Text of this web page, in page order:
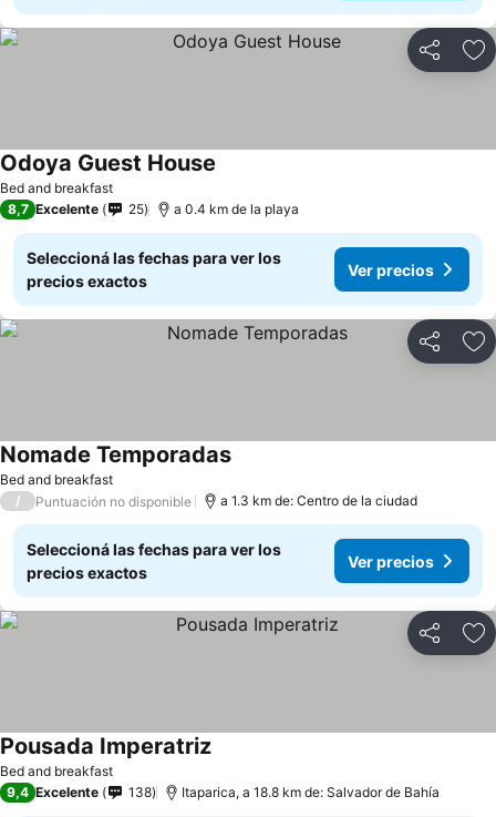
Compartir
Bed and breakfast
Odoya Guest House
8,7 Excelente 25 a 0.4 km de la playa
Seleccioná las fechas para ver los
precios exactos
Ver precios
Compartir
Bed and breakfast
Nomade Temporadas
/ Puntuación no disponible a 1.3 km de: Centro de la ciudad
Seleccioná las fechas para ver los
precios exactos
Ver precios
Compartir
Bed and breakfast
Pousada Imperatriz
9,4 Excelente 138 Itaparica, a 18.8 km de: Salvador de Bahía